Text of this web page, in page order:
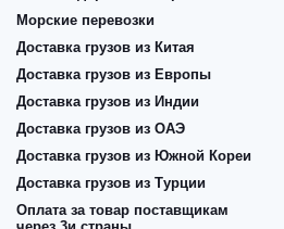
Морские перевозки
Доставка грузов из Китая
Доставка грузов из Европы
Доставка грузов из Индии
Доставка грузов из ОАЭ
Доставка грузов из Южной Кореи
Доставка грузов из Турции
Оплата за товар поставщикам